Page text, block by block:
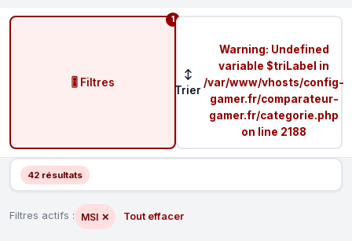
🎚️ Filtres
1
↕
Trier
Warning: Undefined
variable $triLabel in
/var/www/vhosts/config-
gamer.fr/comparateur-
gamer.fr/categorie.php
on line 2188
42 résultats
Filtres actifs : MSI ✕ Tout effacer